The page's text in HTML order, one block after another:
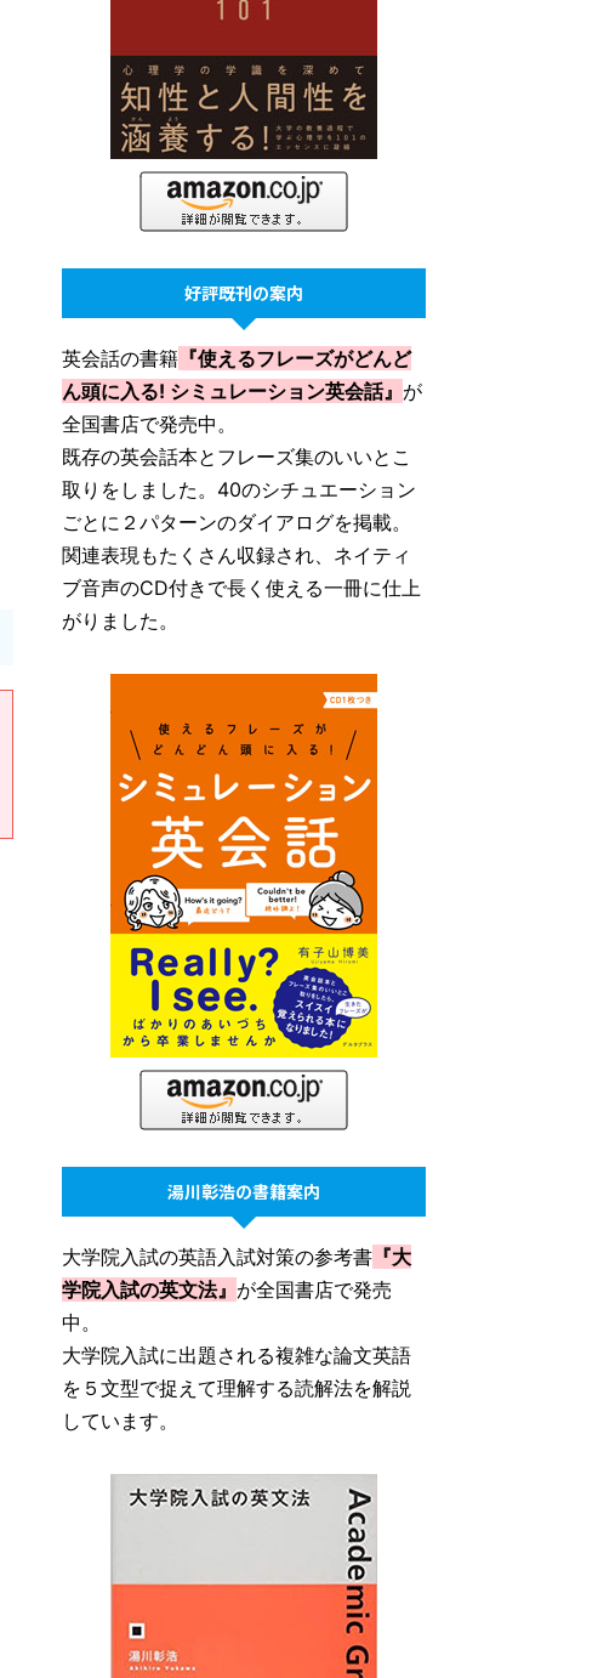
好評既刊の案内
英会話の書籍 『使えるフレーズがどんど
ん頭に入る! シミュレーション英会話』 が
全国書店で発売中。
既存の英会話本とフレーズ集のいいとこ
取りをしました。40のシチュエーション
ごとに２パターンのダイアログを掲載。
関連表現もたくさん収録され、ネイティ
ブ音声のCD付きで長く使える一冊に仕上
がりました。
湯川彰浩の書籍案内
大学院入試の英語入試対策の参考書 『大
学院入試の英文法』 が全国書店で発売
中。
大学院入試に出題される複雑な論文英語
を５文型で捉えて理解する読解法を解説
しています。